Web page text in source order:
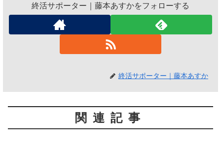
終活サポーター｜藤本あすかをフォローする
終活サポーター｜藤本あすか
関連記事